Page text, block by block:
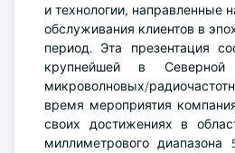
и технологии, направленные
обслуживания клиентов в
период. Эта презентация
крупнейшей в Северной
микроволновых/
время мероприятия
своих достижениях в
миллиметрового диапазона